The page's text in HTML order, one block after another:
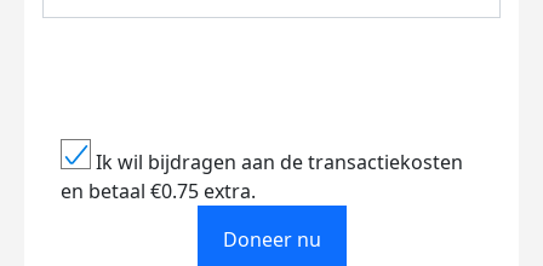
Ik wil bijdragen aan de transactiekosten
en betaal €0.75 extra.
Doneer nu